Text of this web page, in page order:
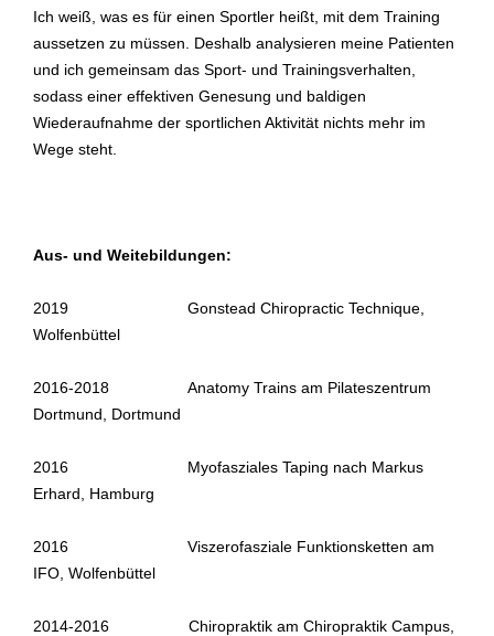
Ich weiß, was es für einen Sportler heißt, mit dem Training
aussetzen zu müssen. Deshalb analysieren meine Patienten
und ich gemeinsam das Sport- und Trainingsverhalten,
sodass einer effektiven Genesung und baldigen
Wiederaufnahme der sportlichen Aktivität nichts mehr im
Wege steht.
Aus- und Weitebildungen:
2019 Gonstead Chiropractic Technique,
Wolfenbüttel
2016-2018 Anatomy Trains am Pilateszentrum
Dortmund, Dortmund
2016 Myofasziales Taping nach Markus
Erhard, Hamburg
2016 Viszerofasziale Funktionsketten am
IFO, Wolfenbüttel
2014-2016 Chiropraktik am Chiropraktik Campus,